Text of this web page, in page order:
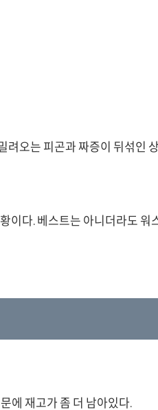
려오는 피곤과 짜증이 뒤섞인
이다. 베스트는 아니더라도 워
에 재고가 좀 더 남아있다.